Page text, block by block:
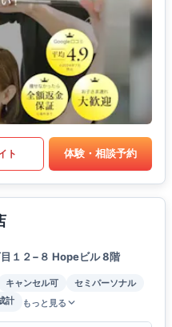
ト 体験・相談予約
１２−８ Hopeビル 8階
キャンセル可
セミパーソナル
計 もっと見る